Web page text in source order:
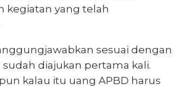
kegiatan yang telah
sesuai dengan
diajukan pertama kali.
kalau itu uang APBD harus